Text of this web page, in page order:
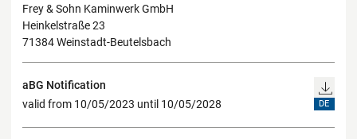
Frey & Sohn Kaminwerk GmbH
Heinkelstraße 23
71384 Weinstadt-Beutelsbach
aBG Notification
valid from 10/05/2023 until 10/05/2028
DE